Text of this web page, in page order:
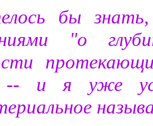
бы
"о
-- и я уже